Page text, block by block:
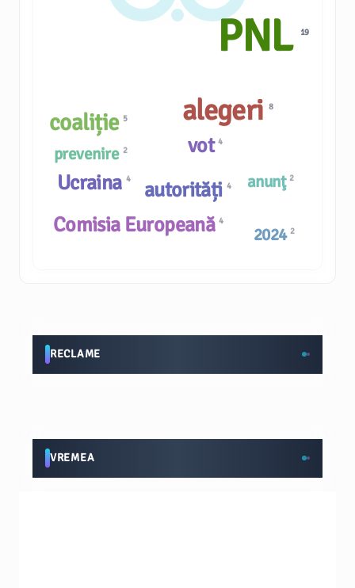
PNL 19
prevenire 2 vot4
anunţ 2
autorități 4
coaliție 5
Comisia Europeană4
Ucraina 4
2024 2
alegeri 8
RECLAME
VREMEA